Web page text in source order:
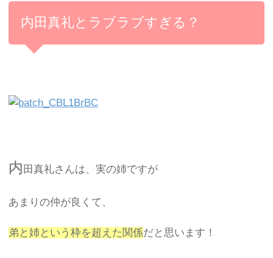
内田真礼とラブラブすぎる？
内 田真礼さんは、実の姉ですが
あまりの仲が良くて、
弟と姉という枠を超えた関係だと思います！